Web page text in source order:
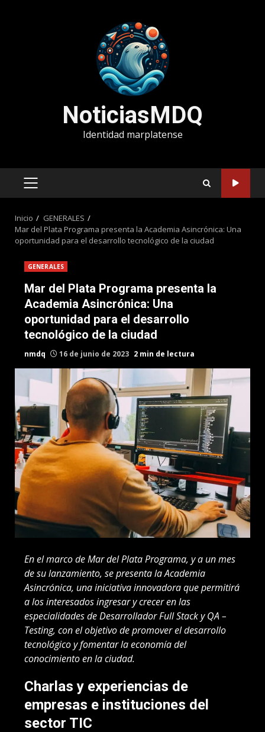
NoticiasMDQ
Identidad marplatense
MENÚ
Inicio
GENERALES
Mar del Plata Programa presenta la Academia Asincrónica: Una
oportunidad para el desarrollo tecnológico de la ciudad
GENERALES
Mar del Plata Programa presenta la
Academia Asincrónica: Una
oportunidad para el desarrollo
tecnológico de la ciudad
nmdq 16 de junio de 2023 2 min de lectura
En el marco de Mar del Plata Programa, y a un mes
de su lanzamiento, se presenta la Academia
Asincrónica, una iniciativa innovadora que permitirá
a los interesados ingresar y crecer en las
especialidades de Desarrollador Full Stack y QA –
Testing, con el objetivo de promover el desarrollo
tecnológico y fomentar la economía del
conocimiento en la ciudad.
Charlas y experiencias de
empresas e instituciones del
sector TIC